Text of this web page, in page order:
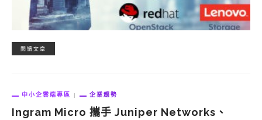
閱讀文章
中小企雲端專區 企業趨勢
Ingram Micro 攜手 Juniper Networks、